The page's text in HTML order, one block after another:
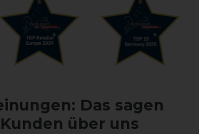
Das sagen
über uns